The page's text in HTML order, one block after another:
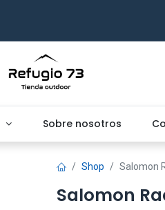
Sobre nosotros
Shop Salomon
Salomon